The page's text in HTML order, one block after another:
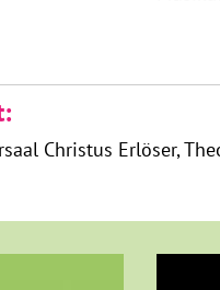
Christus Erlöser